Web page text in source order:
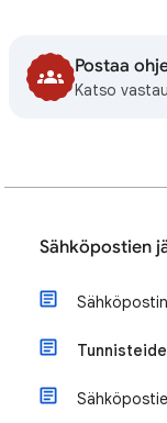
Postaa
Katso
Sähköpostien